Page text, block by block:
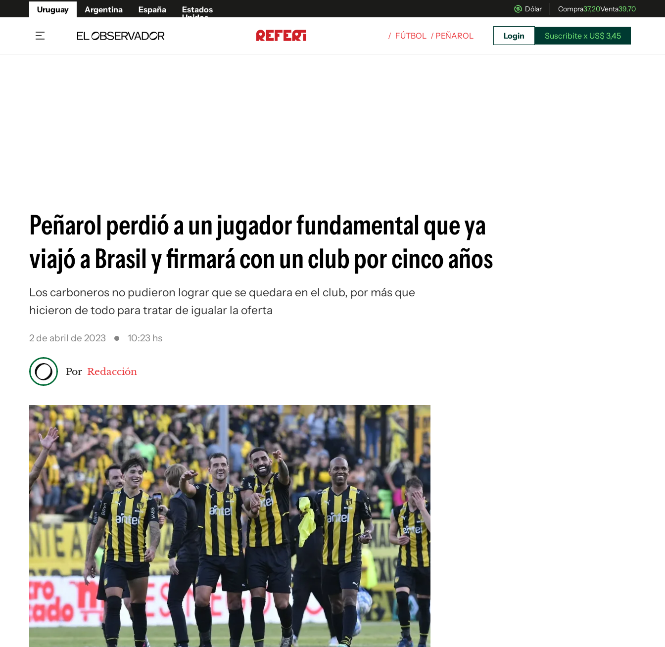
Uruguay Argentina España
Estados
Unidos
Dólar Compra37,20Venta39,70
Siguenos en:
/ FÚTBOL / PEÑAROL Login Suscribite x US$ 3,45
Peñarol perdió a un jugador fundamental que ya
viajó a Brasil y firmará con un club por cinco años
Los carboneros no pudieron lograr que se quedara en el club, por más que
hicieron de todo para tratar de igualar la oferta
2 de abril de 2023 10:23 hs
Por Redacción